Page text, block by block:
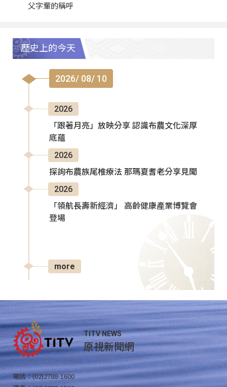
父字輩的稱呼
歷史上的今天
2026/ 08/ 10
2026
「跟著月亮」放映分享 認識布農文化深厚
底蘊
2026
探詢布農族尾椎療法 那瑪夏耆老分享見聞
2026
「領航長壽新經濟」 高齡健康產業博覽會
登場
more
TITV NEWS
原視新聞網
電話：(02)2788-1600